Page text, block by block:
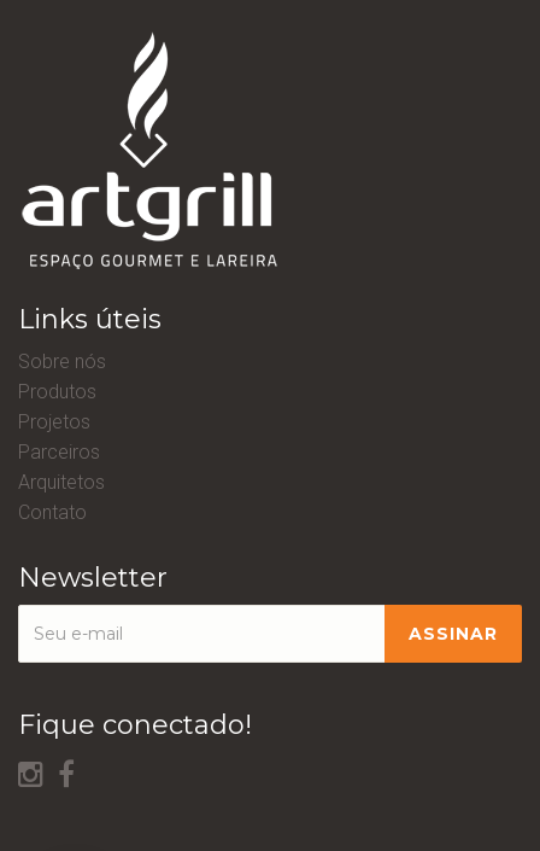
Links úteis
Sobre nós
Produtos
Projetos
Parceiros
Arquitetos
Contato
Newsletter
Fique conectado!